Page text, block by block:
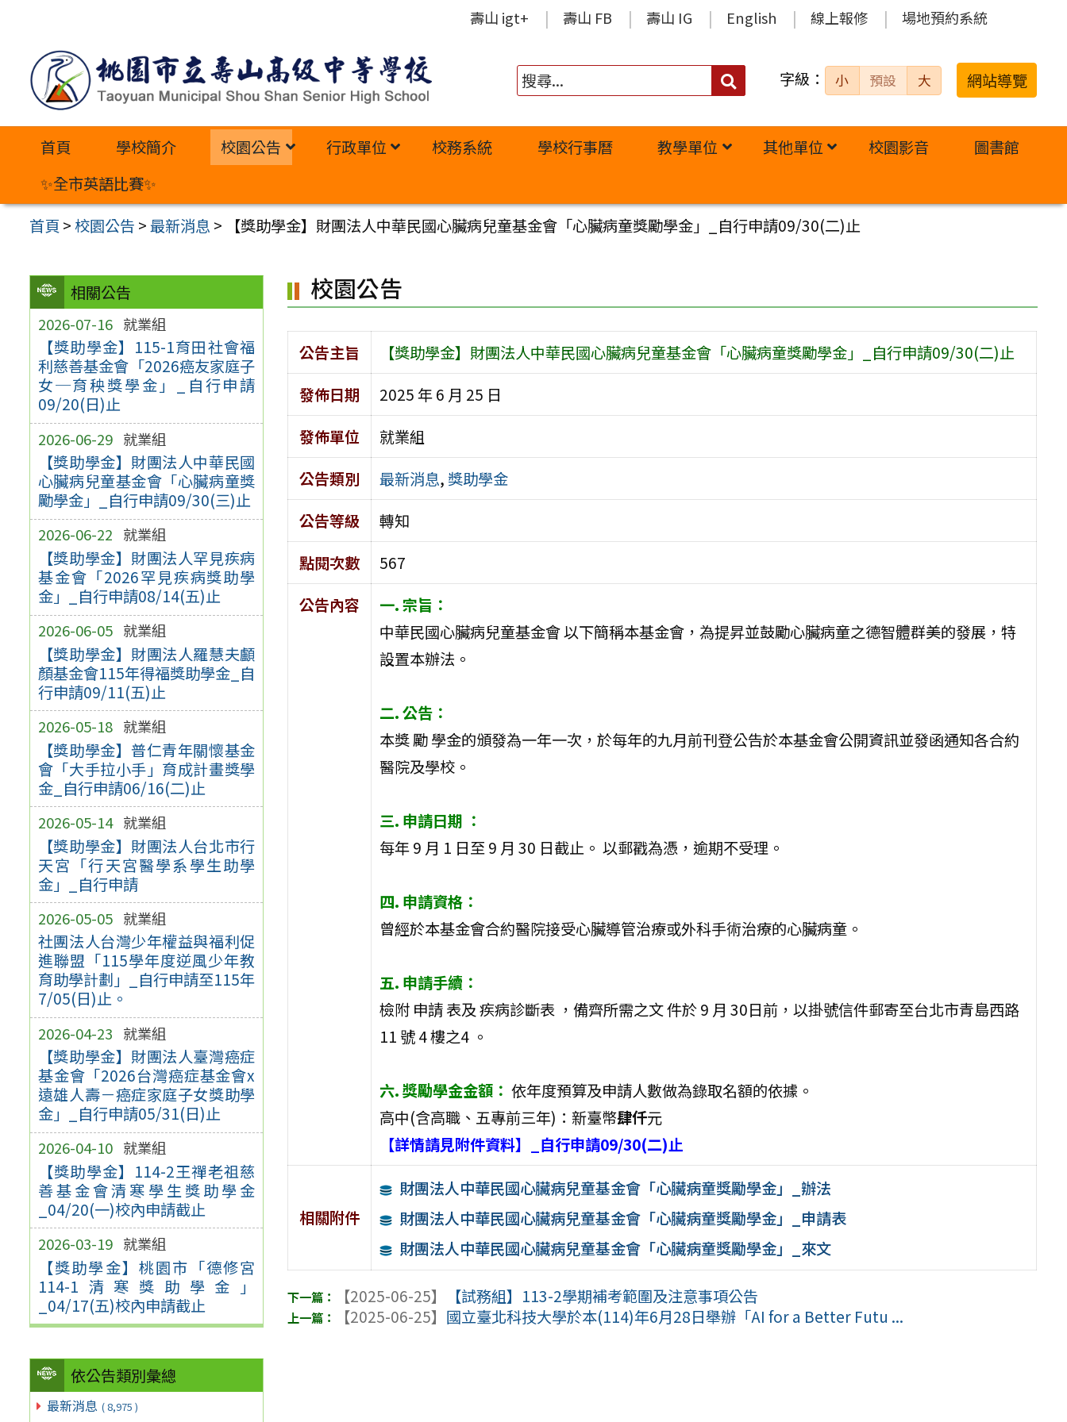
內
壽山 igt+ 壽山 FB 壽山 IG English 線上報修 場地預約系統
搜
字級： 小 預設 大 網站導覽
首頁 學校簡介 校園公告 行政單位 校務系統 學校行事曆 教學單位 其他單位 校園影音
圖書館
✨全市英語比賽✨
首頁 >校園公告 >最新消息 > 【獎助學金】財團法人中華民國心臟病兒童基金會「心臟病童獎勵學金」_自行申請09/30(二)止
相關公告
2026-07-16 就業組
【獎助學金】115-1育田社會福
利慈善基金會「2026癌友家庭子
女─育秧獎學金」_自行申請
09/20(日)止
2026-06-29 就業組
【獎助學金】財團法人中華民國
心臟病兒童基金會「心臟病童獎
勵學金」_自行申請09/30(三)止
2026-06-22 就業組
【獎助學金】財團法人罕見疾病
基金會「2026罕見疾病獎助學
金」_自行申請08/14(五)止
2026-06-05 就業組
【獎助學金】財團法人羅慧夫顱
顏基金會115年得福獎助學金_自
行申請09/11(五)止
2026-05-18 就業組
【獎助學金】普仁青年關懷基金
會「大手拉小手」育成計畫獎學
金_自行申請06/16(二)止
2026-05-14 就業組
【獎助學金】財團法人台北市行
天宮「行天宮醫學系學生助學
金」_自行申請
2026-05-05 就業組
社團法人台灣少年權益與福利促
進聯盟「115學年度逆風少年教
育助學計劃」_自行申請至115年
7/05(日)止。
2026-04-23 就業組
【獎助學金】財團法人臺灣癌症
基金會「2026台灣癌症基金會x
遠雄人壽－癌症家庭子女獎助學
金」_自行申請05/31(日)止
2026-04-10 就業組
【獎助學金】114-2王禪老祖慈
善基金會清寒學生獎助學金
_04/20(一)校內申請截止
2026-03-19 就業組
【獎助學金】桃園市「德修宮
114-1清寒獎助學金」
_04/17(五)校內申請截止
依公告類別彙總
最新消息 ( 8,975 )
校園公告
公告主旨
【獎助學金】財團法人中華民國心臟病兒童基金會「心臟病童獎勵學金」_自行申請09/30(二)止
發佈日期
2025 年 6 月 25 日
發佈單位
就業組
公告類別
最新消息, 獎助學金
公告等級
轉知
點閱次數
567
公告內容
一. 宗旨：
中華民國心臟病兒童基金會 以下簡稱本基金會，為提昇並鼓勵心臟病童之德智體群美的發展，特
設置本辦法。
二. 公告：
本獎 勵 學金的頒發為一年一次，於每年的九月前刊登公告於本基金會公開資訊並發函通知各合約
醫院及學校。
三. 申請日期 ：
每年 9 月 1 日至 9 月 30 日截止。 以郵戳為憑，逾期不受理。
四. 申請資格：
曾經於本基金會合約醫院接受心臟導管治療或外科手術治療的心臟病童。
五. 申請手續：
檢附 申請 表及 疾病診斷表 ，備齊所需之文 件於 9 月 30日前，以掛號信件郵寄至台北市青島西路
11 號 4 樓之4 。
六. 獎勵學金金額： 依年度預算及申請人數做為錄取名額的依據。
高中(含高職、五專前三年)：新臺幣肆仟元
【詳情請見附件資料】_自行申請09/30(二)止
相關附件
財團法人中華民國心臟病兒童基金會「心臟病童獎勵學金」_辦法
財團法人中華民國心臟病兒童基金會「心臟病童獎勵學金」_申請表
財團法人中華民國心臟病兒童基金會「心臟病童獎勵學金」_來文
【2025-06-25】
【試務組】113-2學期補考範圍及注意事項公告
【2025-06-25】 國立臺北科技大學於本(114)年6月28日舉辦「AI for a Better Futu ...